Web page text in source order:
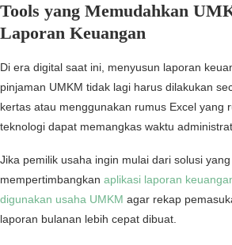
Tools yang Memudahkan
Laporan Keuangan
Di era digital saat ini, menyusun laporan
pinjaman UMKM tidak lagi harus dilakukan
kertas atau menggunakan rumus Excel yang
teknologi dapat memangkas waktu
Jika pemilik usaha ingin mulai dari solusi
mempertimbangkan aplikasi laporan
digunakan usaha UMKM agar rekap
laporan bulanan lebih cepat dibuat.